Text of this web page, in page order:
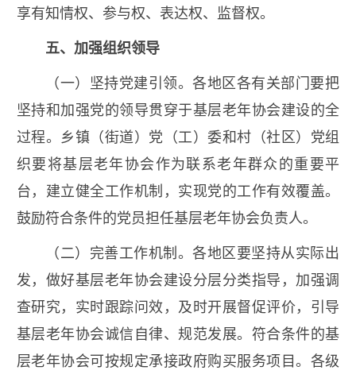
享有知情权、参与权、表达权、监督权。
五、加强组织领导
（一）坚持党建引领。各地区各有关部门要把
坚持和加强党的领导贯穿于基层老年协会建设的全
过程。乡镇（街道）党（工）委和村（社区）党组
织要将基层老年协会作为联系老年群众的重要平
台，建立健全工作机制，实现党的工作有效覆盖。
鼓励符合条件的党员担任基层老年协会负责人。
（二）完善工作机制。各地区要坚持从实际出
发，做好基层老年协会建设分层分类指导，加强调
查研究，实时跟踪问效，及时开展督促评价，引导
基层老年协会诚信自律、规范发展。符合条件的基
层老年协会可按规定承接政府购买服务项目。各级